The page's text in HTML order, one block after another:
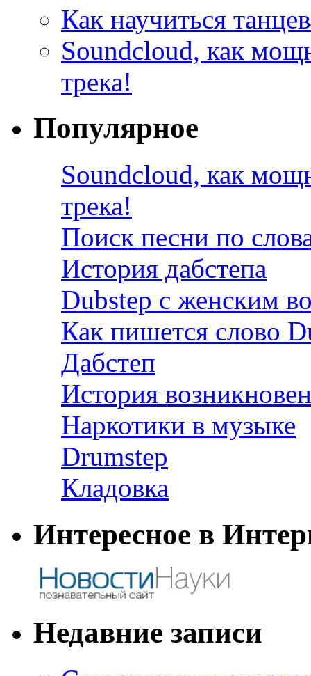
Как научиться
Soundcloud, как
трека!
Популярное
Soundcloud, как
трека!
Поиск песни по
История дабстепа
Dubstep с женским
Как пишется слово
Дабстеп
История
Наркотики в музыке
Drumstep
Кладовка
Интересное в
Недавние записи